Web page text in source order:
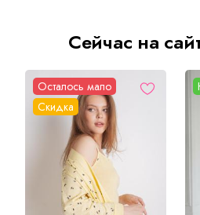
Сейчас на
Осталось мало
Скидка